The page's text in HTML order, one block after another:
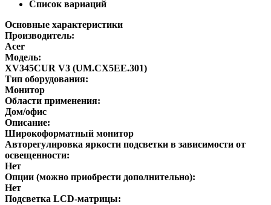
Список вариаций
Основные характеристики
Производитель:
Acer
Модель:
XV345CUR V3 (UM.CX5EE.301)
Тип оборудования:
Монитор
Области применения:
Дом/офис
Описание:
Широкоформатный монитор
Авторегулировка яркости подсветки в зависимости от
освещенности:
Нет
Опции (можно приобрести дополнительно):
Нет
Подсветка LCD-матрицы: